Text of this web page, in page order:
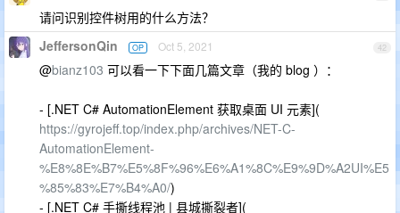
请问识别控件树用的什么方法？
42
JeffersonQin OP Oct 5, 2021
@bianz103 可以看一下下面几篇文章（我的 blog ）：
- [.NET C# AutomationElement 获取桌面 UI 元素](
https://gyrojeff.top/index.php/archives/NET-C-
AutomationElement-
%E8%8E%B7%E5%8F%96%E6%A1%8C%E9%9D%A2UI%E5
%85%83%E7%B4%A0/)
- [.NET C# 手撕线程池 | 县城撕裂者](